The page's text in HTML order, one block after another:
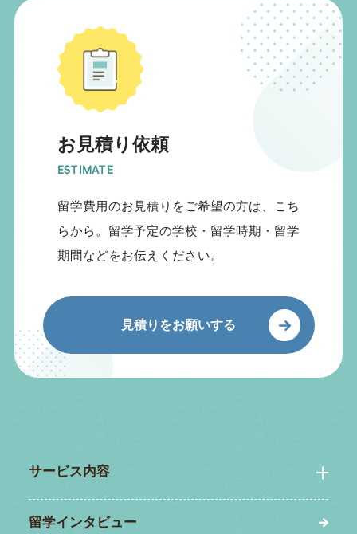
お見積り依頼
ESTIMATE
留学費用のお見積りをご希望の方は、こち
らから。留学予定の学校・留学時期・留学
期間などをお伝えください。
見積りをお願いする
サービス内容
留学インタビュー